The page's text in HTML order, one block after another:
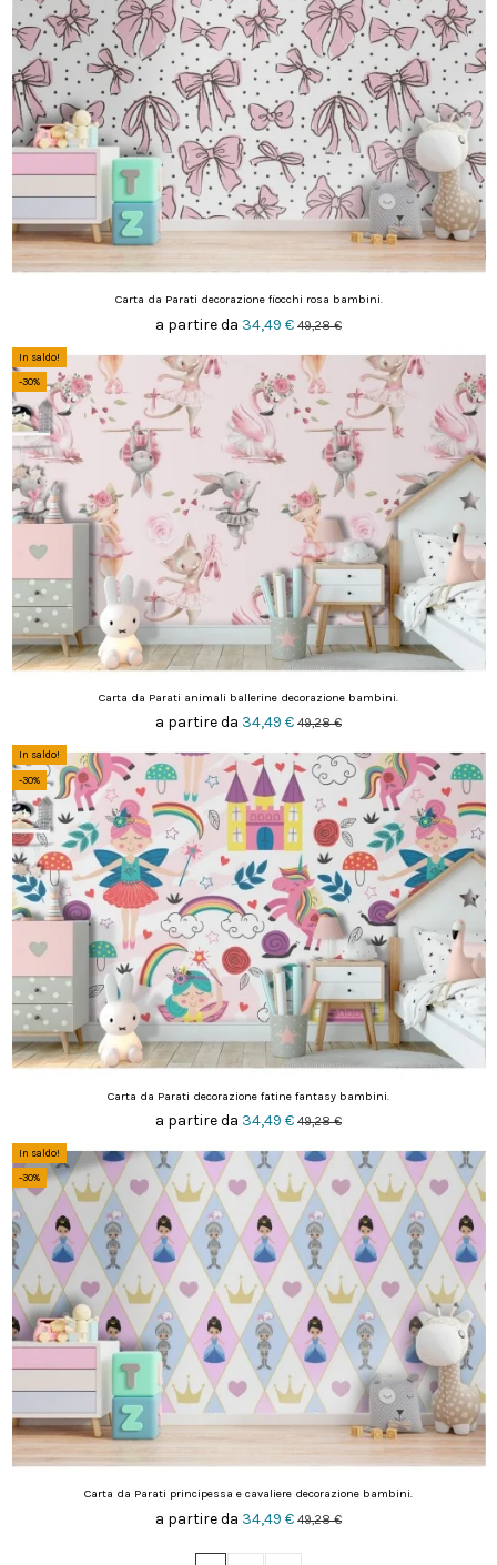
Carta da Parati decorazione fiocchi rosa bambini.
a partire da 34,49 € 49,28 €
In saldo!
-30%
Carta da Parati animali ballerine decorazione bambini.
a partire da 34,49 € 49,28 €
In saldo!
-30%
Carta da Parati decorazione fatine fantasy bambini.
a partire da 34,49 € 49,28 €
In saldo!
-30%
Carta da Parati principessa e cavaliere decorazione bambini.
a partire da 34,49 € 49,28 €